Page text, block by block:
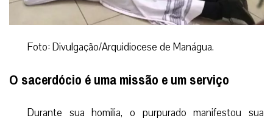
Foto: Divulgação/Arquidiocese de Manágua.
O sacerdócio é uma missão e um serviço
Durante sua homilia, o purpurado manifestou sua